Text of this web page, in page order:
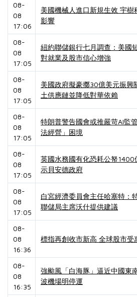
08-
08
17:06
美國機械人進口新規生效 宇
影響
08-
08
17:05
紐約聯儲銀行七月調查：美國
對就業及股市信心增強
08-
08
17:05
美國政府擬豪擲30億美元振興
土供應鏈並降低對華依賴
08-
08
17:05
特朗普警告國會或推嚴苛AI監
法經營」困境
08-
08
17:05
英國水務國有化恐耗公帑
示貝安德政府
08-
08
17:05
白宮經濟委員會主任哈塞特：
聯儲局主席沃什提供建議
08-
08
16:36
標指再創收市新高 全球股市受
08-
08
16:35
強颱風「白海豚」逼近中國東
波機場明停運